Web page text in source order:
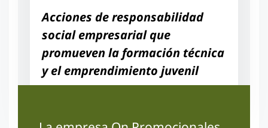
Acciones de responsabilidad
social empresarial que
promueven la formación técnica
y el emprendimiento juvenil